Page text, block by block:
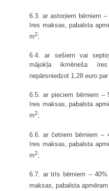
6.3. ar astoņiem bērniem
īres maksas, pabalsta
m2;
6.4. ar sešiem vai
mājokļa ikmēneša
nepārsniedzot 1,28 euro
6.5. ar pieciem bērniem –
īres maksas, pabalsta
m2;
6.6. ar četriem bērniem –
īres maksas, pabalsta
m2;
6.7. ar trīs bērniem –
maksas, pabalsta